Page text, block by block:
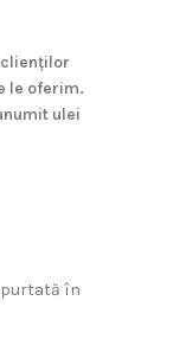
clienților
le oferim.
ulei
în